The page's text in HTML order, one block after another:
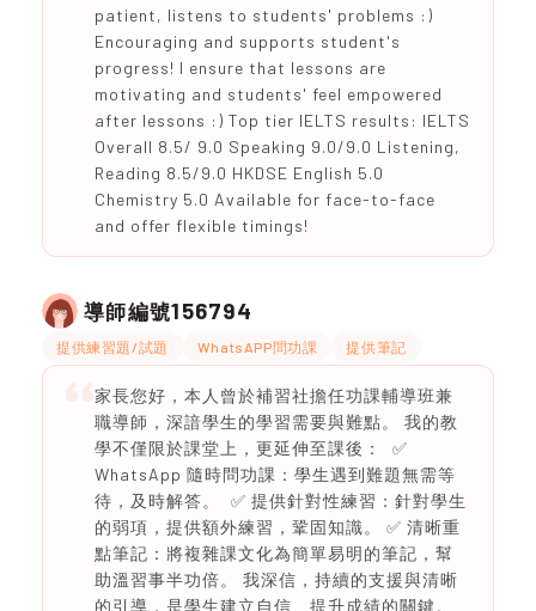
patient, listens to students' problems :)
Encouraging and supports student's
progress! I ensure that lessons are
motivating and students' feel empowered
after lessons :) Top tier IELTS results: IELTS
Overall 8.5/ 9.0 Speaking 9.0/9.0 Listening,
Reading 8.5/9.0 HKDSE English 5.0
Chemistry 5.0 Available for face-to-face
and offer flexible timings!
導師編號156794
提供練習題/試題 WhatsAPP問功課 提供筆記
家長您好，本人曾於補習社擔任功課輔導班兼
職導師，深諳學生的學習需要與難點。 我的教
學不僅限於課堂上，更延伸至課後： ✅
WhatsApp 隨時問功課：學生遇到難題無需等
待，及時解答。 ✅ 提供針對性練習：針對學生
的弱項，提供額外練習，鞏固知識。 ✅ 清晰重
點筆記：將複雜課文化為簡單易明的筆記，幫
助溫習事半功倍。 我深信，持續的支援與清晰
的引導，是學生建立自信、提升成績的關鍵。